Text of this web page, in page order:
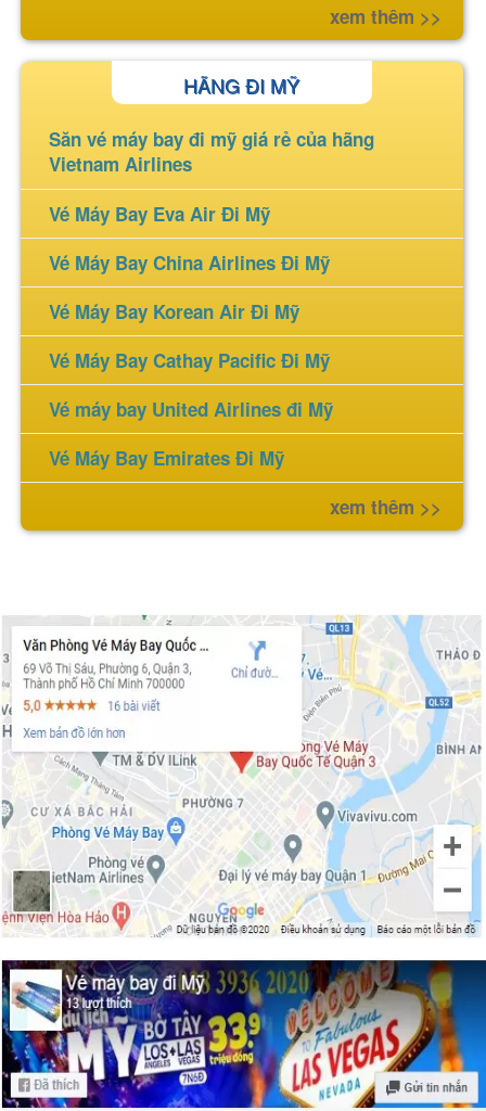
xem thêm >>
HÃNG ĐI MỸ
Săn vé máy bay đi mỹ giá rẻ của hãng
Vietnam Airlines
Vé Máy Bay Eva Air Đi Mỹ
Vé Máy Bay China Airlines Đi Mỹ
Vé Máy Bay Korean Air Đi Mỹ
Vé Máy Bay Cathay Pacific Đi Mỹ
Vé máy bay United Airlines đi Mỹ
Vé Máy Bay Emirates Đi Mỹ
xem thêm >>